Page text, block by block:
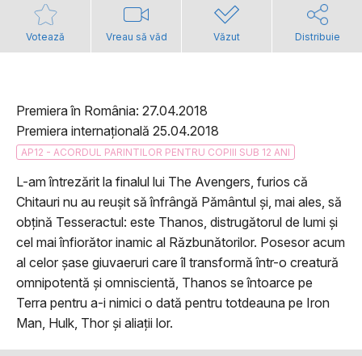
Votează Vreau să văd Văzut Distribuie
Premiera în România: 27.04.2018
Premiera internațională 25.04.2018
AP12 - ACORDUL PARINTILOR PENTRU COPIII SUB 12 ANI
L-am întrezărit la finalul lui The Avengers, furios că
Chitauri nu au reușit să înfrângă Pământul și, mai ales, să
obțină Tesseractul: este Thanos, distrugătorul de lumi și
cel mai înfiorător inamic al Răzbunătorilor. Posesor acum
al celor șase giuvaeruri care îl transformă într-o creatură
omnipotentă și omniscientă, Thanos se întoarce pe
Terra pentru a-i nimici o dată pentru totdeauna pe Iron
Man, Hulk, Thor și aliații lor.